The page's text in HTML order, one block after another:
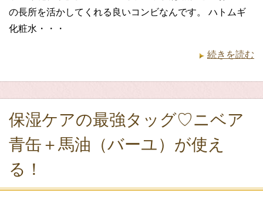
の長所を活かしてくれる良いコンビなんです。 ハトムギ
化粧水・・・
続きを読む
保湿ケアの最強タッグ♡ニベア
青缶＋馬油（バーユ）が使え
る！